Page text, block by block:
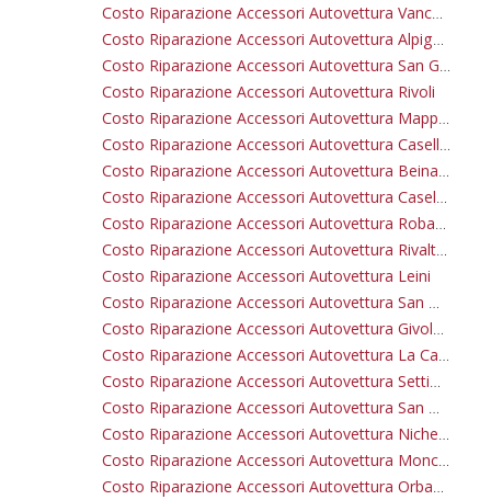
Costo Riparazione Accessori Autovettura Vanchiglia
Costo Riparazione Accessori Autovettura Alpignano
Costo Riparazione Accessori Autovettura San Gillio
Costo Riparazione Accessori Autovettura Rivoli
Costo Riparazione Accessori Autovettura Mappano
Costo Riparazione Accessori Autovettura Caselle Torinese
Costo Riparazione Accessori Autovettura Beinasco
Costo Riparazione Accessori Autovettura Caselette
Costo Riparazione Accessori Autovettura Robassomero
Costo Riparazione Accessori Autovettura Rivalta Di Torino
Costo Riparazione Accessori Autovettura Leini
Costo Riparazione Accessori Autovettura San Mauro Torinese
Costo Riparazione Accessori Autovettura Givoletto
Costo Riparazione Accessori Autovettura La Cassa
Costo Riparazione Accessori Autovettura Settimo Torinese
Costo Riparazione Accessori Autovettura San Maurizio Canavese
Costo Riparazione Accessori Autovettura Nichelino
Costo Riparazione Accessori Autovettura Moncalieri
Costo Riparazione Accessori Autovettura Orbassano